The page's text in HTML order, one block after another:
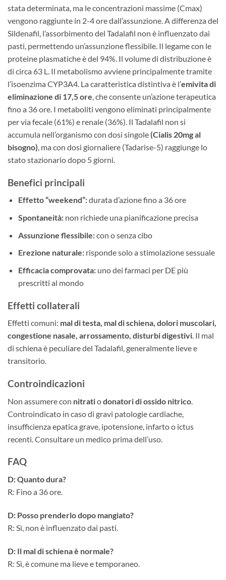
stata determinata, ma le concentrazioni massime (Cmax)
vengono raggiunte in 2-4 ore dall’assunzione. A differenza del
Sildenafil, l’assorbimento del Tadalafil non è influenzato dai
pasti, permettendo un’assunzione flessibile. Il legame con le
proteine plasmatiche è del 94%. Il volume di distribuzione è
di circa 63 L. Il metabolismo avviene principalmente tramite
l’isoenzima CYP3A4. La caratteristica distintiva è l’emivita di
eliminazione di 17,5 ore, che consente un’azione terapeutica
fino a 36 ore. I metaboliti vengono eliminati principalmente
per via fecale (61%) e renale (36%). Il Tadalafil non si
accumula nell’organismo con dosi singole (Cialis 20mg al
bisogno), ma con dosi giornaliere (Tadarise-5) raggiunge lo
stato stazionario dopo 5 giorni.
Benefici principali
Effetto “weekend”:durata d’azione fino a 36 ore
Spontaneità:non richiede una pianificazione precisa
Assunzione flessibile:con o senza cibo
Erezione naturale:risponde solo a stimolazione sessuale
Efficacia comprovata:uno dei farmaci per DE più
prescritti al mondo
Effetti collaterali
Effetti comuni: mal di testa, mal di schiena, dolori muscolari,
congestione nasale, arrossamento, disturbi digestivi. Il mal
di schiena è peculiare del Tadalafil, generalmente lieve e
transitorio.
Controindicazioni
Non assumere con nitratiodonatori di ossido nitrico
Controindicato in caso di gravi patologie cardiache,
insufficienza epatica grave, ipotensione, infarto o ictus
recenti. Consultare un medico prima dell’uso.
FAQ
D: Quanto dura?
R: Fino a 36 ore.
D: Posso prenderlo dopo mangiato?
R: Sì, non è influenzato dai pasti.
D: Il mal di schiena è normale?
R: Sì, è comune ma lieve e temporaneo.